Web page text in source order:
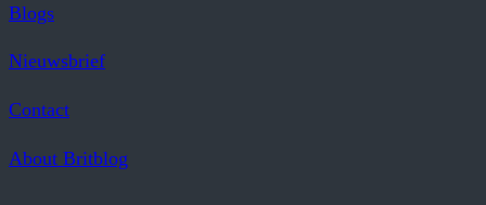
Blogs
Nieuwsbrief
Contact
About Britblog